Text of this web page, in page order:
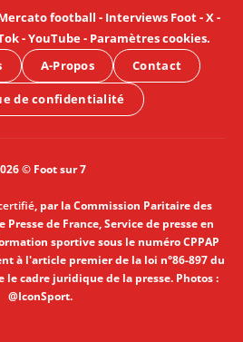
football - Interviews Foot-X-
-YouTube- Paramètres cookies.
A-Propos Contact
de confidentialité
© Foot sur 7
, par la Commission Paritaire des
de France, Service de presse en
sportive sous le numéro CPPAP
à l'article premier de la loi n°86-897 du
le cadre juridique de la presse. Photos :
@IconSport.